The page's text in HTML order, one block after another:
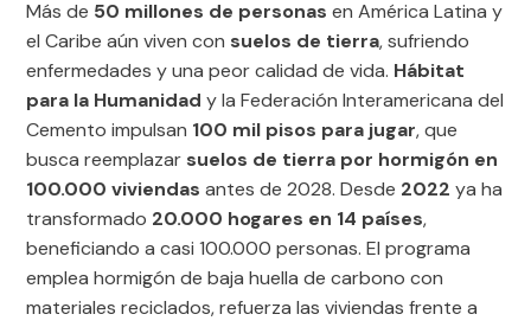
Más de 50 millones de personas en América Latina y
el Caribe aún viven con suelos de tierra, sufriendo
enfermedades y una peor calidad de vida. Hábitat
para la Humanidad y la Federación Interamericana del
Cemento impulsan 100 mil pisos para jugar, que
busca reemplazar suelos de tierra por hormigón en
100.000 viviendas antes de 2028. Desde 2022 ya ha
transformado 20.000 hogares en 14 países,
beneficiando a casi 100.000 personas. El programa
emplea hormigón de baja huella de carbono con
materiales reciclados, refuerza las viviendas frente a